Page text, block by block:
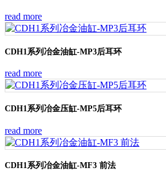
read more
CDH1系列冶金油缸-MP3后耳环
read more
CDH1系列冶金压缸-MP5后耳环
read more
CDH1系列冶金油缸-MF3 前法